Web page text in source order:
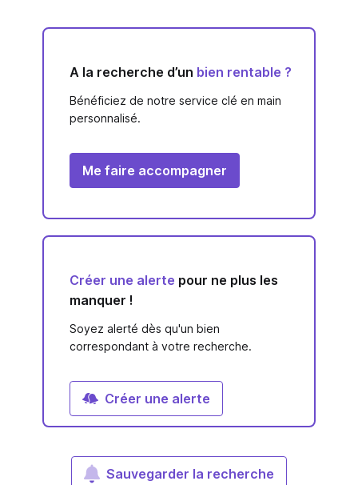
A la recherche d’un bien rentable ?
Bénéficiez de notre service clé en main
personnalisé.
Me faire accompagner
Créer une alerte pour ne plus les
manquer !
Soyez alerté dès qu'un bien
correspondant à votre recherche.
Créer une alerte
Sauvegarder la recherche